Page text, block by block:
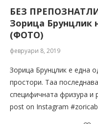
БЕЗ
Зорица Брунцлик
(ФОТО)
февруари 8, 2019
Зорица Брунцлик е една
простори. Таа
специфичната фризура и
post on Instagram